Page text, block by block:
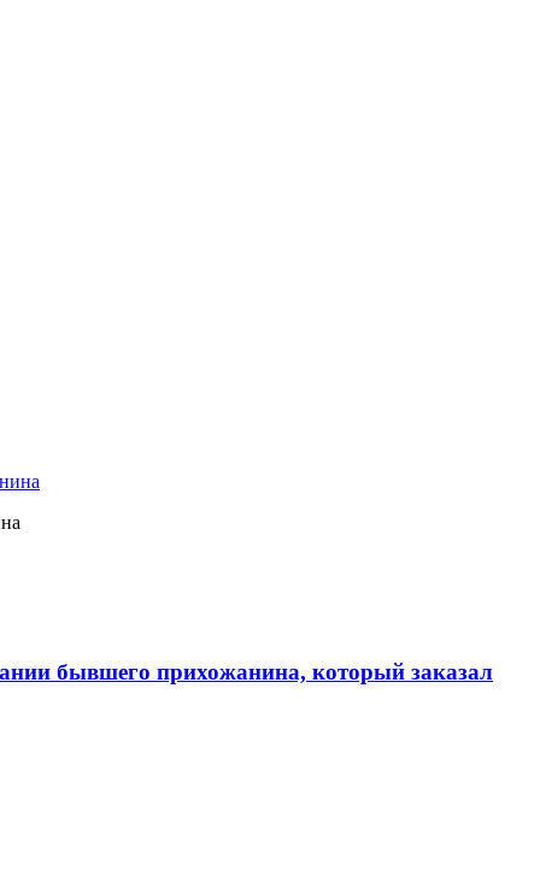
бывшего прихожанина, который заказал